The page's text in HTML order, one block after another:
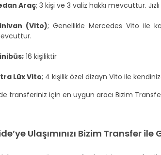
Araç; 3 kişi ve 3 valiz hakkı mevcuttur.
(Vito); Genellikle Mercedes Vito ile
16 kişiliktir
Lüx Vito; 4 kişilik özel dizayn Vito ile
transferiniz için en uygun aracı Bizim
Ulaşımınızı Bizim Transfer